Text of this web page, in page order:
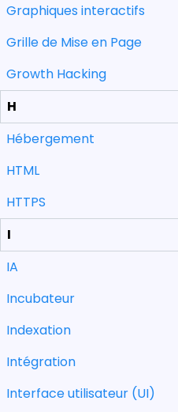
Graphiques interactifs
Grille de Mise en Page
Growth Hacking
H
Hébergement
HTML
HTTPS
I
IA
Incubateur
Indexation
Intégration
Interface utilisateur (UI)